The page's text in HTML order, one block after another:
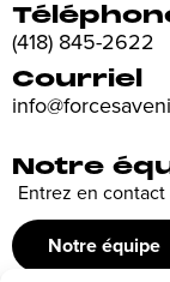
(418) 845-2622
Courriel
Notre
Entrez en
Notre équipe